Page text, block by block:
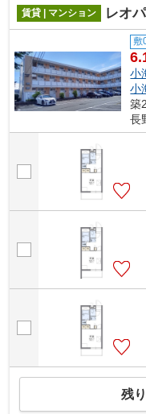
賃貸 | マンション レオ
敷
小
小
築
長
残り